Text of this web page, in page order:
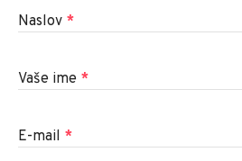
Naslov *
Vaše ime *
E-mail *